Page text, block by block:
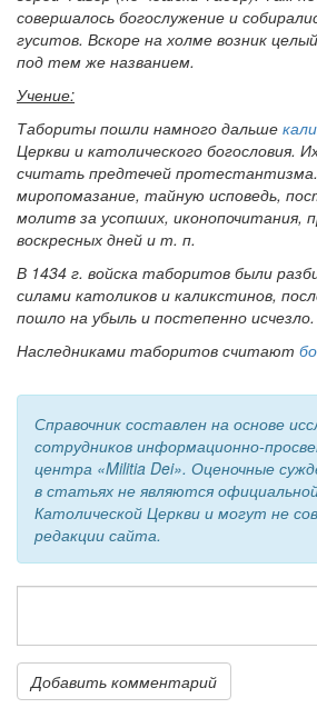
Религиозные учения и секты, справочник
Преображение Господне
см. календарь
Обратная связь
mail@apologia.ru
Отправить сообщение
совершалось богослужение и
гуситов. Вскоре на холме возник
под тем же названием.
Учение:
Табориты пошли намного дальше
Церкви и католического богословия.
считать предтечей
миропомазание, тайную исповедь,
молитв за усопших, иконопочитания,
воскресных дней и т. п.
В 1434 г. войска таборитов были
силами католиков и каликстинов,
пошло на убыль и постепенно исчезло.
Наследниками таборитов считают
Справочник составлен на основе
сотрудников информационно-
центра «Militia Dei». Оценочные
в статьях не являются
Католической Церкви и могут не
редакции сайта.
Добавить комментарий